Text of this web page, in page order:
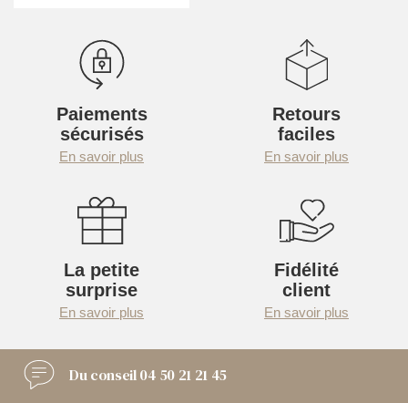
Paiements
sécurisés
En savoir plus
Retours
faciles
En savoir plus
La petite
surprise
En savoir plus
Fidélité
client
En savoir plus
Du conseil04 50 21 21 45